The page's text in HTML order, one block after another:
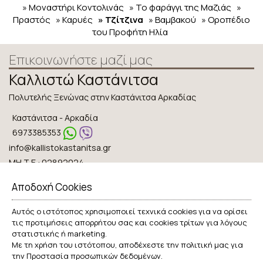
» Μοναστήρι Κοντολινάς » Το φαράγγι της Μαζιάς »
Πραστός » Καρυές » Τζίτζινα » Βαμβακού » Οροπέδιο
του Προφήτη Ηλία
Επικοινωνήστε μαζί μας
Καλλιστώ Καστάνιτσα
Πολυτελής Ξενώνας στην Καστάνιτσα Αρκαδίας
Καστάνιτσα - Αρκαδία
6973385353
info@kallistokastanitsa.gr
ΜΗ.Τ.Ε.: 02892024
Check-in 15:00 Check-out 11:00
Ανοικτό όλο τον χρόνο
Ακολουθήστε μας
Αποδοχή Cookies
Αυτός ο ιστότοπος χρησιμοποιεί τεχνικά cookies για να ορίσει
τις προτιμήσεις απορρήτου σας και cookies τρίτων για λόγους
στατιστικής ή marketing.
Με τη χρήση του ιστότοπου, αποδέχεστε την πολιτική μας για
τηνΠροστασία προσωπικών δεδομένων.